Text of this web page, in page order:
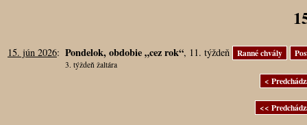
15. jún 2026: Pondelok, obdobie „cez rok“, 11. týždeň
3. týždeň žaltára